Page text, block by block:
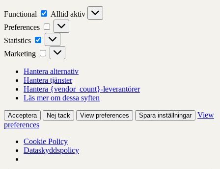
Functional Functional
Alltid aktiv
Preferences
Preferences
Statistics Statistics
Marketing Marketing
Hantera alternativ
Hantera tjänster
Hantera {vendor_count}-leverantörer
Läs mer om dessa syften
Acceptera Nej tack View preferences Spara inställningar
View
preferences
Cookie Policy
Dataskyddspolicy